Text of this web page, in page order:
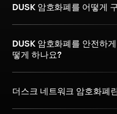
DUSK 암호화폐를 어떻게
DUSK 암호화폐를 안전하
떻게 하나요?
더스크 네트워크 암호화폐